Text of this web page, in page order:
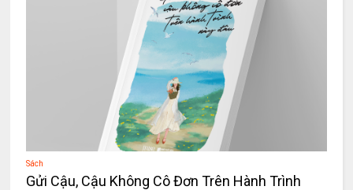
Sách
Gửi Cậu, Cậu Không Cô Đơn Trên Hành Trình